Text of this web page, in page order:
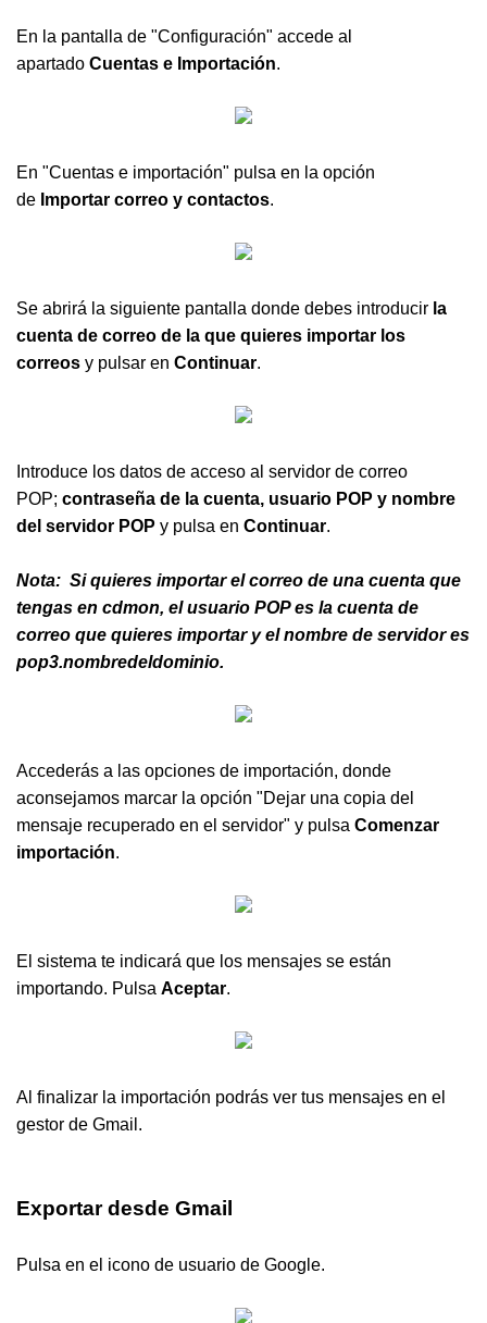
En la pantalla de "Configuración" accede al
apartado Cuentas e Importación.
En "Cuentas e importación" pulsa en la opción
de Importar correo y contactos.
Se abrirá la siguiente pantalla donde debes introducir la
cuenta de correo de la que quieres importar los
correos y pulsar en Continuar.
Introduce los datos de acceso al servidor de correo
POP; contraseña de la cuenta, usuario POP y nombre
del servidor POP y pulsa en Continuar.
Nota: Si quieres importar el correo de una cuenta que
tengas en cdmon, el usuario POP es la cuenta de
correo que quieres importar y el nombre de servidor es
pop3.nombredeldominio.
Accederás a las opciones de importación, donde
aconsejamos marcar la opción "Dejar una copia del
mensaje recuperado en el servidor" y pulsa Comenzar
importación.
El sistema te indicará que los mensajes se están
importando. Pulsa Aceptar.
Al finalizar la importación podrás ver tus mensajes en el
gestor de Gmail.
Exportardesde Gmail
Pulsa en el icono de usuario de Google.